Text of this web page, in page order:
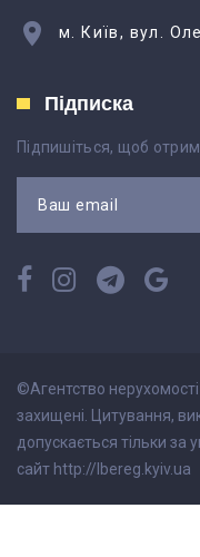
м. Київ, вул.
Підписка
Підпишіться, щоб
Ваш email
©Агентство
захищені. Цитування,
допускається тільки за
сайт http://lbereg.kyiv.ua